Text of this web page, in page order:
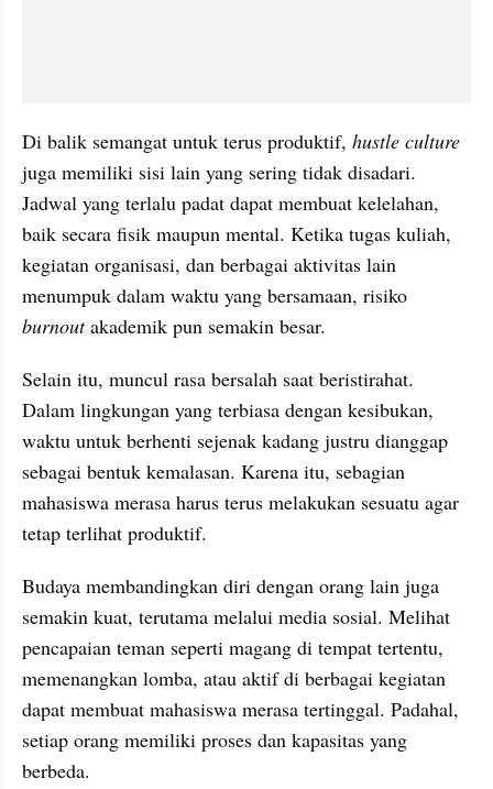
Di balik semangat untuk terus produktif, hustle culture
juga memiliki sisi lain yang sering tidak disadari.
Jadwal yang terlalu padat dapat membuat kelelahan,
baik secara fisik maupun mental. Ketika tugas kuliah,
kegiatan organisasi, dan berbagai aktivitas lain
burnout akademik pun semakin besar.
Selain itu, muncul rasa bersalah saat beristirahat.
Dalam lingkungan yang terbiasa dengan kesibukan,
waktu untuk berhenti sejenak kadang justru dianggap
sebagai bentuk kemalasan. Karena itu, sebagian
mahasiswa merasa harus terus melakukan sesuatu agar
tetap terlihat produktif.
Budaya membandingkan diri dengan orang lain juga
semakin kuat, terutama melalui media sosial. Melihat
pencapaian teman seperti magang di tempat tertentu,
memenangkan lomba, atau aktif di berbagai kegiatan
dapat membuat mahasiswa merasa tertinggal. Padahal,
setiap orang memiliki proses dan kapasitas yang
berbeda.